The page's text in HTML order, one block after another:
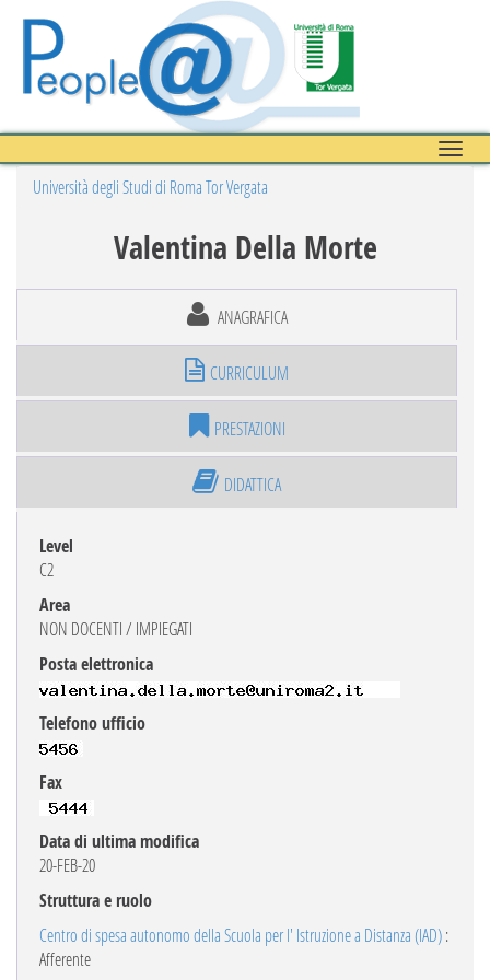
Toggle
Università degli Studi di Roma Tor Vergata
Valentina Della Morte
ANAGRAFICA
CURRICULUM
PRESTAZIONI
DIDATTICA
Level
C2
Area
NON DOCENTI / IMPIEGATI
Posta elettronica
Telefono ufficio
Fax
Data di ultima modifica
20-FEB-20
Struttura e ruolo
Centro di spesa autonomo della Scuola per l' lstruzione a Distanza (IAD):
Afferente